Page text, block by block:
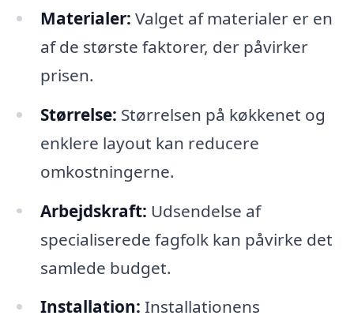
Materialer: Valget af materialer er en
af de største faktorer, der påvirker
prisen.
Størrelse: Størrelsen på køkkenet og
enklere layout kan reducere
omkostningerne.
Arbejdskraft: Udsendelse af
specialiserede fagfolk kan påvirke det
samlede budget.
Installation: Installationens